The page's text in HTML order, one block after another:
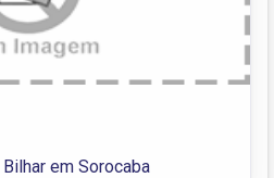
em Sorocaba